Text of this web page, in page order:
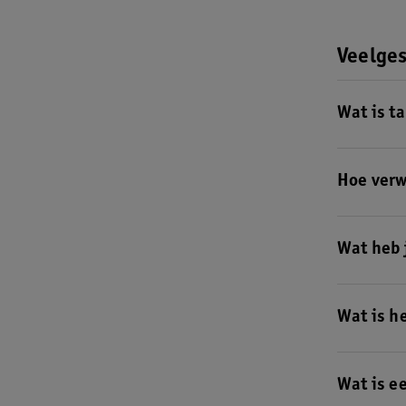
Wat is
dezelfde
Hoe
Wat
Ook
Wat is
Wat is